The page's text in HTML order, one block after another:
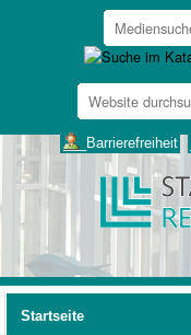
Website
durchsuchen
___Barrierefreiheit
Startseite